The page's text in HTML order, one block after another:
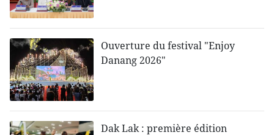
Ouverture du festival "Enjoy
Danang 2026"
Dak Lak : première édition